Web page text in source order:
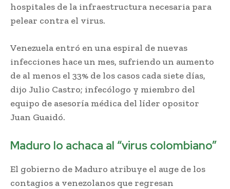
hospitales de la infraestructura necesaria para
pelear contra el virus.
Venezuela entró en una espiral de nuevas
infecciones hace un mes, sufriendo un aumento
de al menos el 33% de los casos cada siete días,
dijo Julio Castro; infecólogo y miembro del
equipo de asesoría médica del líder opositor
Juan Guaidó.
Maduro lo achaca al “virus colombiano”
El gobierno de Maduro atribuye el auge de los
contagios a venezolanos que regresan